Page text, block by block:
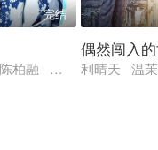
完结
柏融 章乐韵 艾佳妮
偶然闯入
利晴天 温